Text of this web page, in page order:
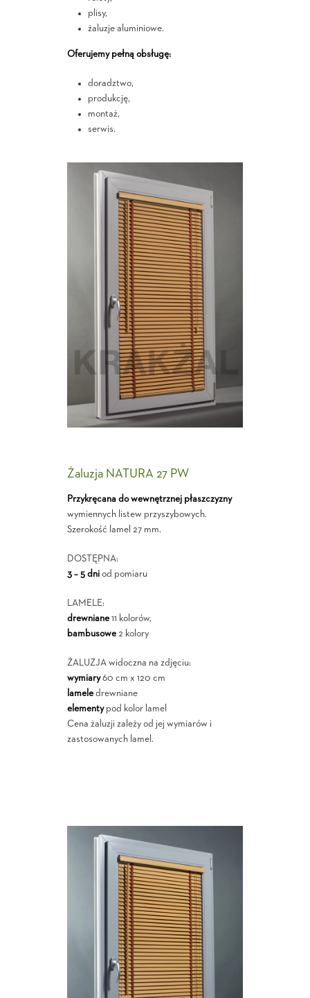
plisy,
żaluzje aluminiowe.
Oferujemy pełną obsługę:
doradztwo,
produkcję,
montaż,
serwis.
Żaluzja NATURA 27 PW
Przykręcana do wewnętrznej płaszczyzny
wymiennych listew przyszybowych.
Szerokość lamel 27 mm.
DOSTĘPNA:
3 – 5 dniod pomiaru
LAMELE:
drewniane11 kolorów,
bambusowe2 kolory
ŻALUZJA widoczna na zdjęciu:
wymiary60 cm x 120 cm
lameledrewniane
elementypod kolor lamel
Cena żaluzji zależy od jej wymiarów i
zastosowanych lamel.